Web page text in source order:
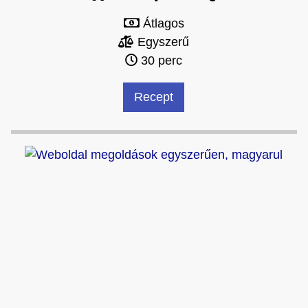
Átlagos
Egyszerű
30 perc
Recept